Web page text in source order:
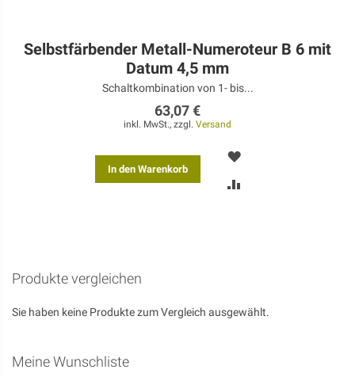
Selbstfärbender Metall-Numeroteur B 6 mit
Datum 4,5 mm
Schaltkombination von 1- bis...
63,07 €
inkl. MwSt., zzgl. Versand
In den Warenkorb
MERKEN
Produkte vergleichen
Sie haben keine Produkte zum Vergleich ausgewählt.
Meine Wunschliste